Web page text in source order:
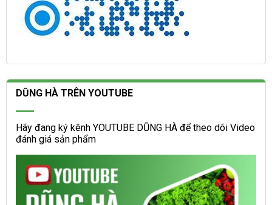
DŨNG HÀ TRÊN YOUTUBE
Hãy đang ký kênh YOUTUBE DŨNG HÀ để theo dõi Video
đánh giá sản phẩm